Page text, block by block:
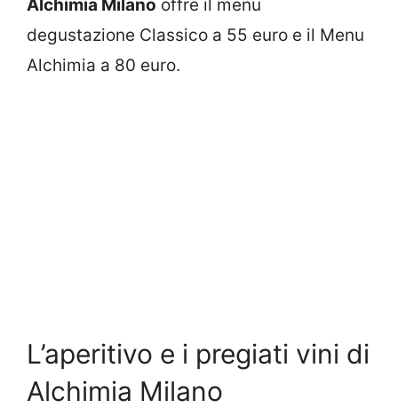
Alchimia Milano offre il menu
degustazione Classico a 55 euro e il Menu
Alchimia a 80 euro.
L’aperitivo e i pregiati vini di
Alchimia Milano